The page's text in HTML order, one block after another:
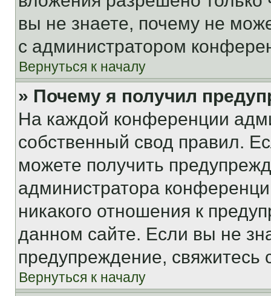
вы не знаете, почему не
с администратором
Вернуться к началу
» Почему я получил
На каждой конференции
собственный свод правил.
можете получить
администратора
никакого отношения к
данном сайте. Если вы не
предупреждение,
Вернуться к началу